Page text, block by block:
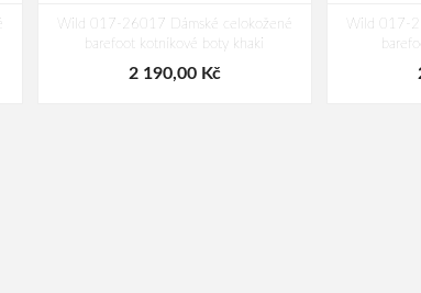
Wild 017-26017 Dámské celokožené
barefoot kotníkové boty khaki
2 190,00 Kč
Wild 017-